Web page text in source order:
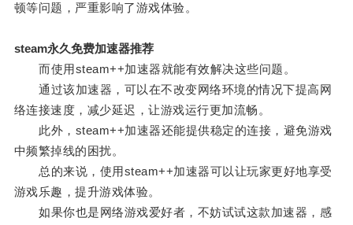
顿等问题，严重影响了游戏体验。
steam永久免费加速器推荐
而使用steam++加速器就能有效解决这些问题。
通过该加速器，可以在不改变网络环境的情况下提高网
络连接速度，减少延迟，让游戏运行更加流畅。
此外，steam++加速器还能提供稳定的连接，避免游戏
中频繁掉线的困扰。
总的来说，使用steam++加速器可以让玩家更好地享受
游戏乐趣，提升游戏体验。
如果你也是网络游戏爱好者，不妨试试这款加速器，感